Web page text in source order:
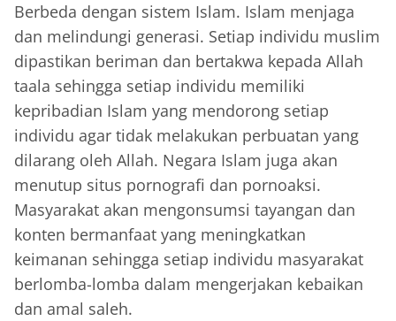
Berbeda dengan sistem Islam. Islam menjaga
dan melindungi generasi. Setiap individu muslim
dipastikan beriman dan bertakwa kepada Allah
taala sehingga setiap individu memiliki
kepribadian Islam yang mendorong setiap
individu agar tidak melakukan perbuatan yang
dilarang oleh Allah. Negara Islam juga akan
menutup situs pornografi dan pornoaksi.
Masyarakat akan mengonsumsi tayangan dan
konten bermanfaat yang meningkatkan
keimanan sehingga setiap individu masyarakat
berlomba-lomba dalam mengerjakan kebaikan
dan amal saleh.